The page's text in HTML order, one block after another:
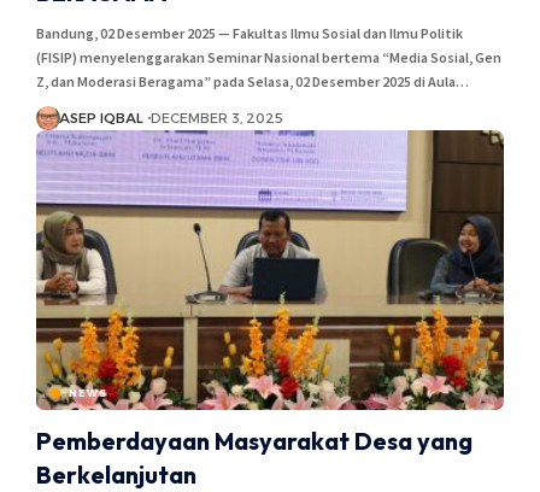
Bandung, 02 Desember 2025 — Fakultas Ilmu Sosial dan Ilmu Politik
(FISIP) menyelenggarakan Seminar Nasional bertema “Media Sosial, Gen
Z, dan Moderasi Beragama” pada Selasa, 02 Desember 2025 di Aula…
ASEP IQBAL DECEMBER 3, 2025
NEWS
Pemberdayaan Masyarakat Desa yang
Berkelanjutan